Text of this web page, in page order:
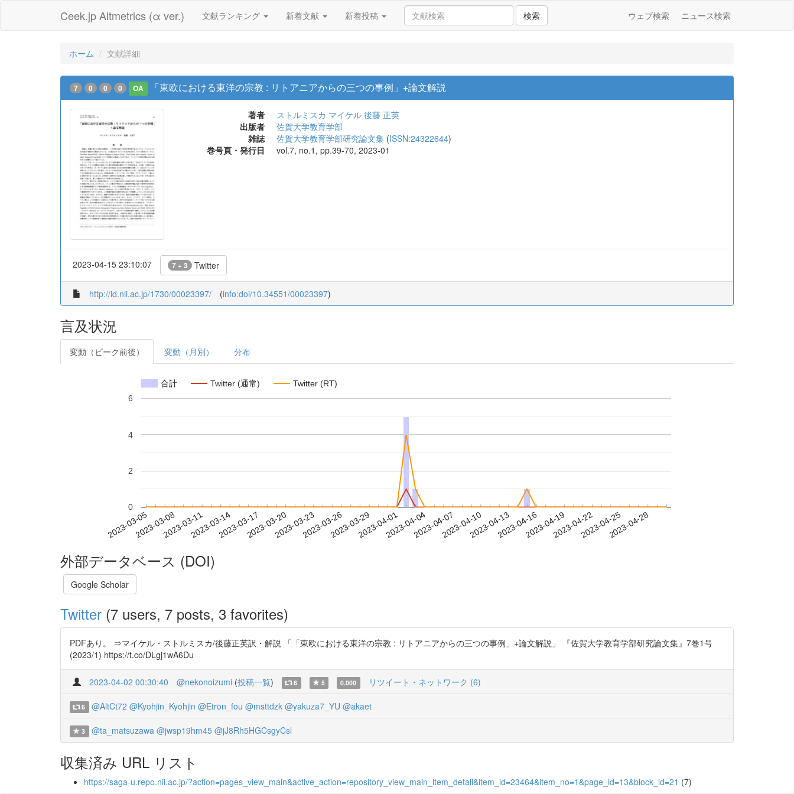
Ceek.jp Altmetrics (α ver.) 文献ランキング 新着文献 新着投稿 検索 ウェブ検索 ニュース検索
ホーム 文献詳細
7 0 0 0 OA 「東欧における東洋の宗教 : リトアニアからの三つの事例」+論文解説
著者 ストルミスカ マイケル 後藤 正英
出版者
佐賀大学教育学部
雑誌
佐賀大学教育学部研究論文集 (ISSN:24322644)
巻号頁・発行日
vol.7, no.1, pp.39-70, 2023-01
2023-04-15 23:10:07 7 + 3 Twitter
http://id.nii.ac.jp/1730/00023397/ (info:doi/10.34551/00023397)
言及状況
変動（ピーク前後） 変動（月別） 分布
合計 Twitter (通常) Twitter (RT)
2023-03-052023-03-082023-03-112023-03-142023-03-172023-03-202023-03-232023-03-262023-03-292023-04-012023-04-042023-04-072023-04-102023-04-132023-04-162023-04-192023-04-222023-04-252023-04-28
0
2
4
6
外部データベース (DOI)
Google Scholar
Twitter (7 users, 7 posts, 3 favorites)
PDFあり。 ⇒マイケル・ストルミスカ/後藤正英訳・解説 「「東欧における東洋の宗教 : リトアニアからの三つの事例」+論文解説」 『佐賀大学教育学部研究論文集』7巻1号
(2023/1) https://t.co/DLgj1wA6Du
2023-04-02 00:30:40 @nekonoizumi (投稿一覧) 6 5 0.000 リツイート・ネットワーク (6)
6 @AltCt72 @Kyohjin_Kyohjin @Etron_fou @msttdzk @yakuza7_YU @akaet
3 @ta_matsuzawa @jwsp19hm45 @jJ8Rh5HGCsgyCsl
収集済み URL リスト
https://saga-u.repo.nii.ac.jp/?action=pages_view_main&active_action=repository_view_main_item_detail&item_id=23464&item_no=1&page_id=13&block_id=21 (7)